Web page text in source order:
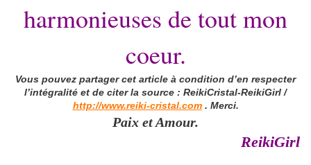
harmonieuses de tout mon
coeur.
Vous pouvez partager cet article à condition d’en respecter
l’intégralité et de citer la source : ReikiCristal-ReikiGirl /
http://www.reiki-cristal.com. Merci.
Paix et Amour.
ReikiGirl